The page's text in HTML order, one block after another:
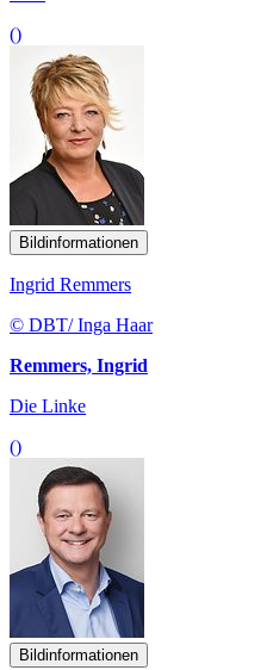
()
Bildinformationen
Ingrid Remmers
© DBT/ Inga Haar
Remmers, Ingrid
Die Linke
()
Bildinformationen